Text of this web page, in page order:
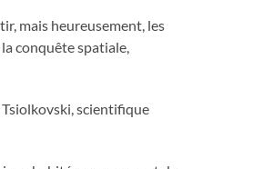
mais heureusement, les
conquête spatiale,
Tsiolkovski, scientifique